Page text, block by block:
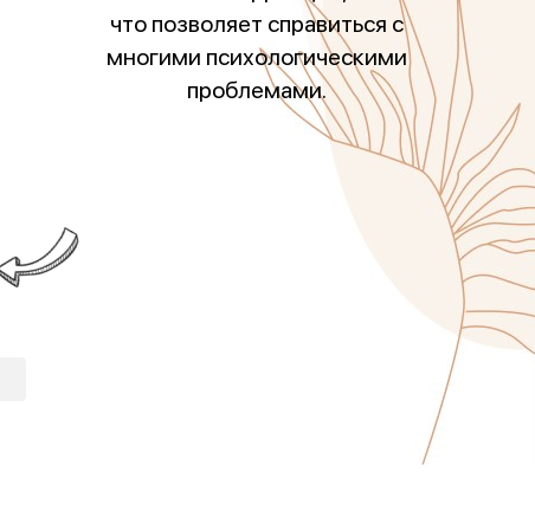
что позволяет справиться с
многими психологическими
проблемами.